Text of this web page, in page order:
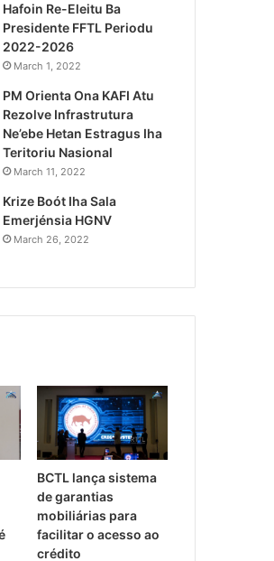
Ajuda
Autór Kriminozu
Estranjeiru
Hafoin Re-Eleitu Ba
Presidente FFTL Periodu
2022-2026
March 1, 2022
PM Orienta Ona KAFI Atu
Rezolve Infrastrutura
Ne’ebe Hetan Estragus Iha
Teritoriu Nasional
March 11, 2022
Krize Boót Iha Sala
Emerjénsia HGNV
March 26, 2022
BCTL lança sistema
de garantias
mobiliárias para
facilitar o acesso ao
crédito